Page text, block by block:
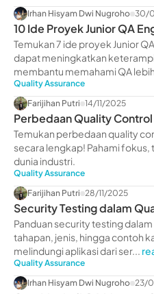
Irhan Hisyam Dwi Nugroho 30/
10 Ide Proyek Junior QA
Pemula
Temukan 7 ide proyek Junior
dapat meningkatkan
membantu memahami QA
Quality Assurance
Farijihan Putri 14/11/2025
Perbedaan Quality
Lengkap!
Temukan perbedaan quality
secara lengkap! Pahami fokus,
dunia industri.
Quality Assurance
Farijihan Putri 28/11/2025
Security Testing dalam
Jenis, & Contoh
Panduan security testing
tahapan, jenis, hingga contoh
melindungi aplikasi dari ser...
Quality Assurance
Irhan Hisyam Dwi Nugroho 23/